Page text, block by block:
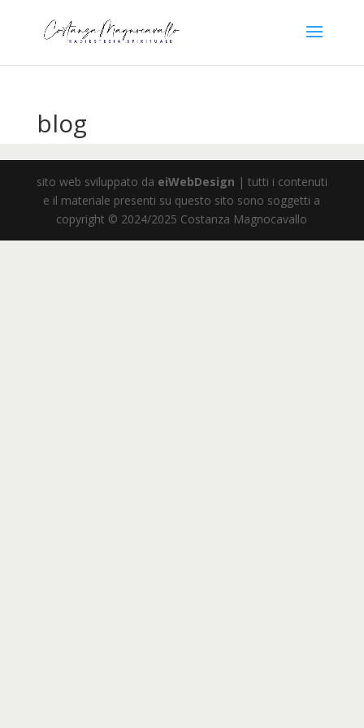
blog
sito web sviluppato da eiWebDesign | tutti i contenuti
e il materiale presenti su questo sito sono soggetti a
copyright © 2024/2025 Costanza Magnocavallo